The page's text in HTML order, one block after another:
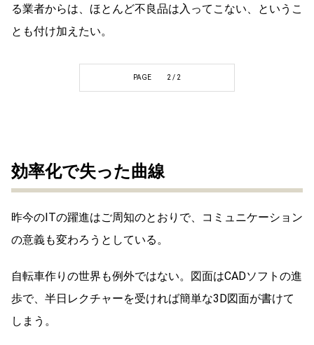
る業者からは、ほとんど不良品は入ってこない、というこ
とも付け加えたい。
PAGE 2 / 2
効率化で失った曲線
昨今のITの躍進はご周知のとおりで、コミュニケーション
の意義も変わろうとしている。
自転車作りの世界も例外ではない。図面はCADソフトの進
歩で、半日レクチャーを受ければ簡単な3D図面が書けて
しまう。